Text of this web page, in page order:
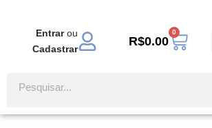
Entrarou
Cadastrar
R$0.00
0